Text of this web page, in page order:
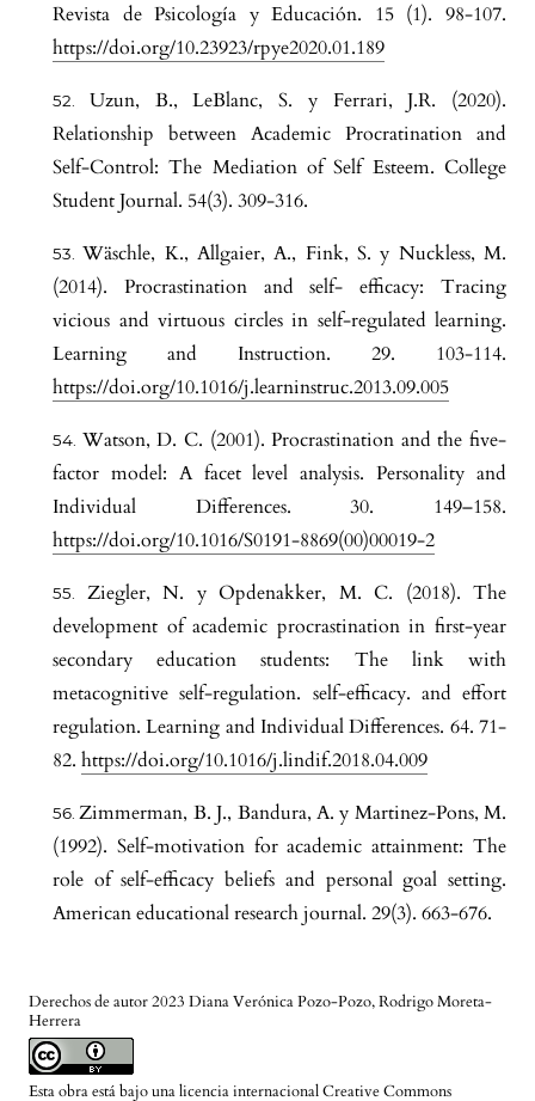
Derechos de autor 2023 Diana Verónica Pozo-Pozo, Rodrigo Moreta-
Herrera
Esta obra está bajo una licencia internacionalCreative Commons
Revista de Psicología y Educación. 15 (1). 98-107.
https://doi.org/10.23923/rpye2020.01.189
Uzun, B., LeBlanc, S. y Ferrari, J.R. (2020).
Relationship between Academic Procratination and
Self-Control: The Mediation of Self Esteem. College
Student Journal. 54(3). 309-316.
Wäschle, K., Allgaier, A., Fink, S. y Nuckless, M.
(2014). Procrastination and self- efficacy: Tracing
vicious and virtuous circles in self-regulated learning.
Learning and Instruction. 29. 103-114.
https://doi.org/10.1016/j.learninstruc.2013.09.005
Watson, D. C. (2001). Procrastination and the five-
factor model: A facet level analysis. Personality and
Individual Differences. 30. 149–158.
https://doi.org/10.1016/S0191-8869(00)00019-2
Ziegler, N. y Opdenakker, M. C. (2018). The
development of academic procrastination in first-year
secondary education students: The link with
metacognitive self-regulation. self-efficacy. and effort
regulation. Learning and Individual Differences. 64. 71-
82. https://doi.org/10.1016/j.lindif.2018.04.009
Zimmerman, B. J., Bandura, A. y Martinez-Pons, M.
(1992). Self-motivation for academic attainment: The
role of self-efficacy beliefs and personal goal setting.
American educational research journal. 29(3). 663-676.